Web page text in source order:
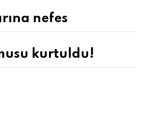
nefes
kurtuldu!